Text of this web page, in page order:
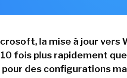
la mise à jour vers
fois plus rapidement
pour des configurations